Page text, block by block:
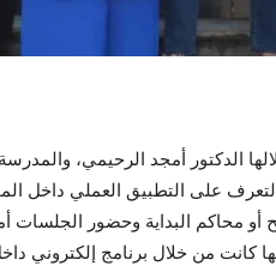
الدكتور أمجد الرحيمي،
التعرف على التطبيق العملي
أو محاكم البداية وحضور الجلسات
كانت من خلال برنامج إلكتروني